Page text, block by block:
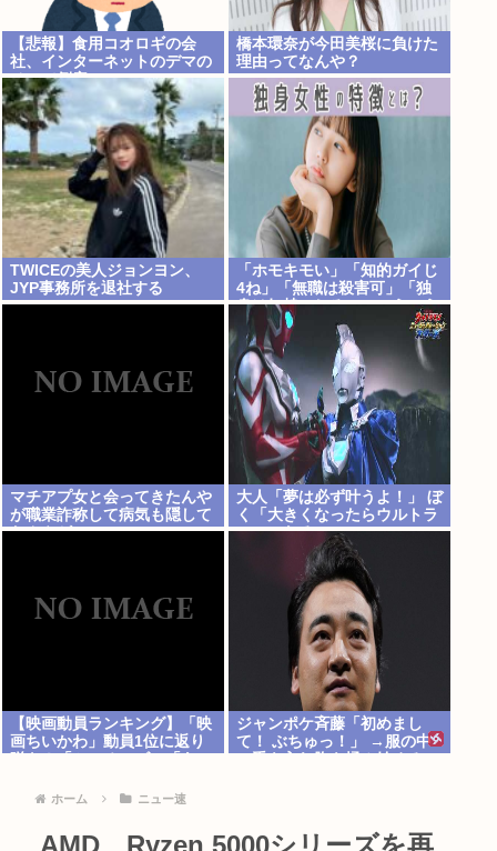
【悲報】食用コオロギの会
社、インターネットのデマの
せいで倒産へ
橋本環奈が今田美桜に負けた
理由ってなんや？
TWICEの美人ジョンヨン、
JYP事務所を退社する
「ホモキモい」「知的ガイじ
4ね」「無職は殺害可」「独
身は奴隷にしろ」←こういう
こと気軽に言っちゃいけない
のかな？
マチアプ女と会ってきたんや
が職業詐称して病気も隠して
たんやが
大人「夢は必ず叶うよ！」 ぼ
く「大きくなったらウルトラ
マンになる~」
【映画動員ランキング】「映
画ちいかわ」動員1位に返り
クイン
ジャンポケ斉藤「初めまし
て！ ぶちゅっ！」 →服の中
ホーム ニュー速
AMD、Ryzen 5000シリーズを再